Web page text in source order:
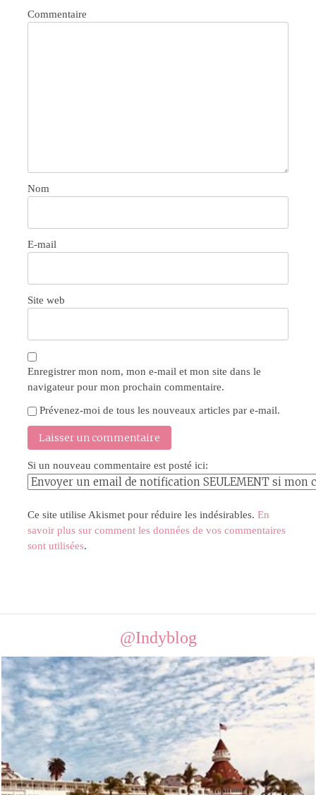
Commentaire
Nom
E-mail
Site web
Enregistrer mon nom, mon e-mail et mon site dans le
navigateur pour mon prochain commentaire.
Prévenez-moi de tous les nouveaux articles par e-mail.
Si un nouveau commentaire est posté ici:
Ce site utilise Akismet pour réduire les indésirables. En
savoir plus sur comment les données de vos commentaires
sont utilisées.
@Indyblog